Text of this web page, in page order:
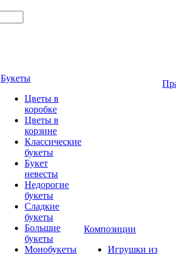
Букеты
Цветы в
коробке
Цветы в
корзине
Классические
букеты
Букет
невесты
Недорогие
букеты
Сладкие
букеты
Большие
букеты
Монобукеты
Композиции
Игрушки из